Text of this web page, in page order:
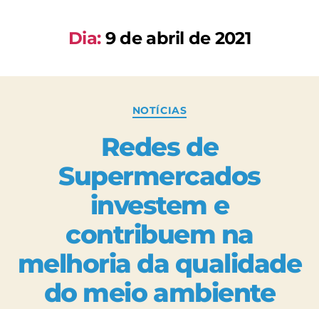
Dia: 9 de abril de 2021
NOTÍCIAS
Redes de
Supermercados
investem e
contribuem na
melhoria da qualidade
do meio ambiente